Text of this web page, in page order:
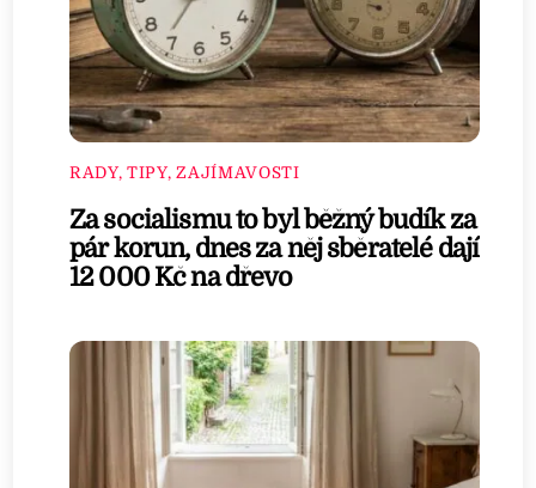
RADY, TIPY, ZAJÍMAVOSTI
Za socialismu to byl běžný budík za
pár korun, dnes za něj sběratelé dají
12 000 Kč na dřevo